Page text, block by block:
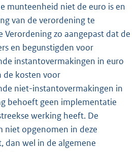
munteenheid niet de euro is en
van de verordening te
Verordening zo aangepast dat de
en begunstigden voor
instantovermakingen in euro
de kosten voor
niet-instantovermakingen in
behoeft geen implementatie
werking heeft. De
niet opgenomen in deze
dan wel in de algemene